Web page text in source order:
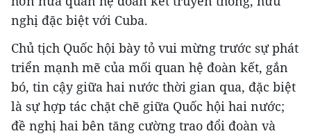
nghị đặc biệt với Cuba.
Chủ tịch Quốc hội bày tỏ vui mừng trước sự phát
triển mạnh mẽ của mối quan hệ đoàn kết, gắn
bó, tin cậy giữa hai nước thời gian qua, đặc biệt
là sự hợp tác chặt chẽ giữa Quốc hội hai nước;
đề nghị hai bên tăng cường trao đổi đoàn và